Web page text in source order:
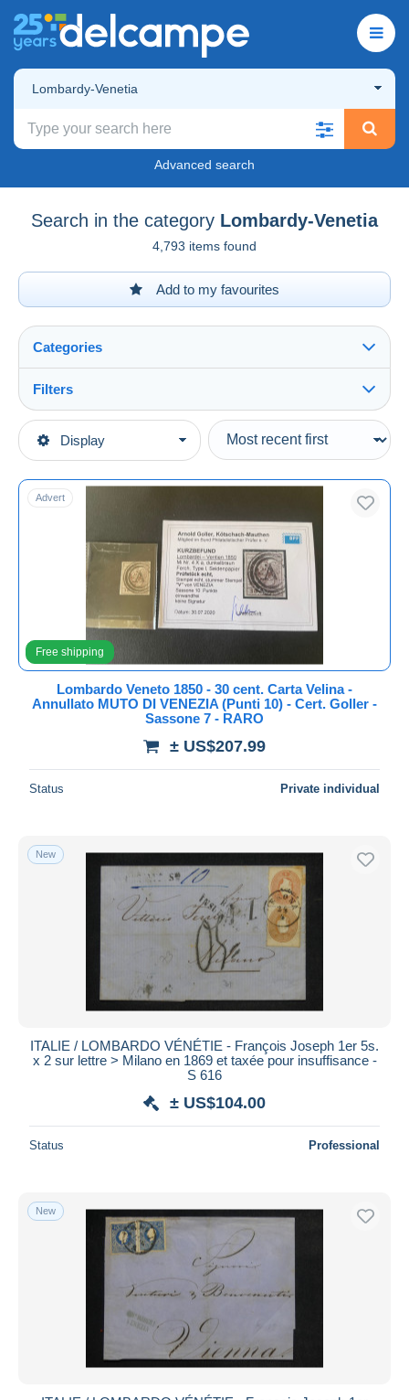
Lombardy-Venetia
Advanced search
Search in the category Lombardy-Venetia
4,793 items found
Add to my favourites
Display
Categories
Main categories
Europe
1850-1861 Former States
Lombardy-Venetia
Filters
Type of sale
Ongoing
Fixed prices
Auction sales with bids
Auctions without bids
Auction houses
Duration
All durations
Closing in
From
Payment methods
PayPal
Bank transfer
Bancontact
Maestro
Seller's residence
Submit
Advert
Free shipping
Lombardo Veneto 1850 - 30 cent. Carta Velina -
Annullato MUTO DI VENEZIA (Punti 10) - Cert. Goller -
Sassone 7 - RARO
± US$207.99
Status Private individual
New
ITALIE / LOMBARDO VÉNÉTIE - François Joseph 1er 5s.
x 2 sur lettre > Milano en 1869 et taxée pour insuffisance -
S 616
± US$104.00
Status Professional
New